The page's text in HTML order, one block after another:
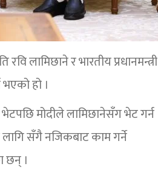
रवि लामिछाने र भारतीय प्रधानमन्त्री
हो ।
मोदीले लामिछानेसँग भेट गर्न
सँगै नजिकबाट काम गर्ने
छन् ।